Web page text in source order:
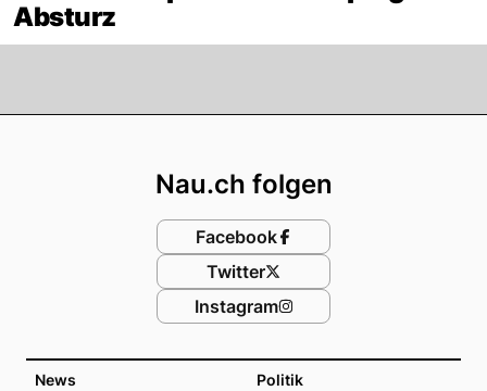
Absturz
News Politik
Nau.ch folgen
Facebook
Twitter
Instagram